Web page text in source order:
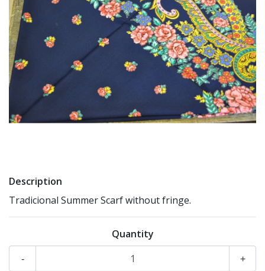
Description
Tradicional Summer Scarf without fringe.
Quantity
+
-